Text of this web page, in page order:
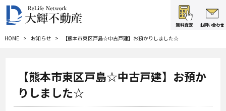
HOME お知らせ 【熊本市東区戸島☆中古戸建】お預かりしました☆
【熊本市東区戸島☆中古戸建】お預か
りしました☆